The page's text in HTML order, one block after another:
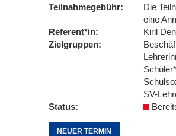
Teilnahmegebühr
Die
eine
Referent*in
Kiril
Zielgruppen
SV-
Status
NEUER TERMIN